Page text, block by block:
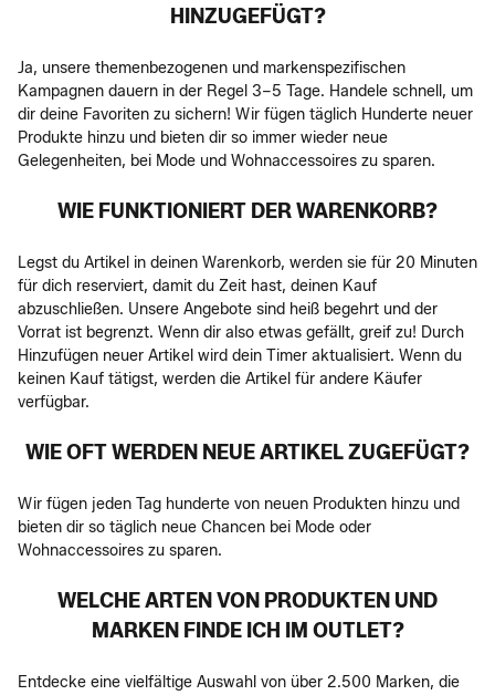
HINZUGEFÜGT?
Ja, unsere themenbezogenen und markenspezifischen
Kampagnen dauern in der Regel 3–5 Tage. Handele schnell, um
dir deine Favoriten zu sichern! Wir fügen täglich Hunderte neuer
Produkte hinzu und bieten dir so immer wieder neue
Gelegenheiten, bei Mode und Wohnaccessoires zu sparen.
WIE FUNKTIONIERT DER WARENKORB?
Legst du Artikel in deinen Warenkorb, werden sie für 20 Minuten
für dich reserviert, damit du Zeit hast, deinen Kauf
abzuschließen. Unsere Angebote sind heiß begehrt und der
Vorrat ist begrenzt. Wenn dir also etwas gefällt, greif zu! Durch
Hinzufügen neuer Artikel wird dein Timer aktualisiert. Wenn du
keinen Kauf tätigst, werden die Artikel für andere Käufer
verfügbar.
WIE OFT WERDEN NEUE ARTIKEL ZUGEFÜGT?
Wir fügen jeden Tag hunderte von neuen Produkten hinzu und
bieten dir so täglich neue Chancen bei Mode oder
Wohnaccessoires zu sparen.
WELCHE ARTEN VON PRODUKTEN UND
MARKEN FINDE ICH IM OUTLET?
Entdecke eine vielfältige Auswahl von über 2.500 Marken, die